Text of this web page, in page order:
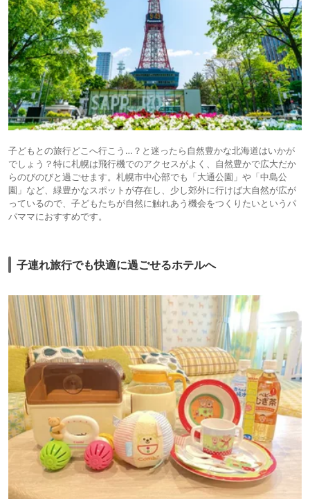
子どもとの旅行どこへ行こう…？と迷ったら自然豊かな北海道はいかが
でしょう？特に札幌は飛行機でのアクセスがよく、自然豊かで広大だか
らのびのびと過ごせます。札幌市中心部でも「大通公園」や「中島公
園」など、緑豊かなスポットが存在し、少し郊外に行けば大自然が広が
っているので、子どもたちが自然に触れあう機会をつくりたいというパ
パママにおすすめです。
子連れ旅行でも快適に過ごせるホテルへ